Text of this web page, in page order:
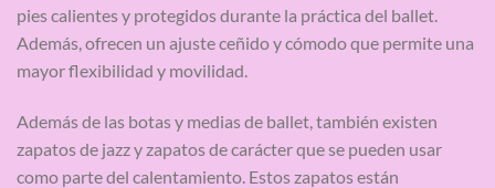
pies calientes y protegidos durante la práctica del ballet.
Además, ofrecen un ajuste ceñido y cómodo que permite una
mayor flexibilidad y movilidad.
Además de las botas y medias de ballet, también existen
zapatos de jazz y zapatos de carácter que se pueden usar
como parte del calentamiento. Estos zapatos están